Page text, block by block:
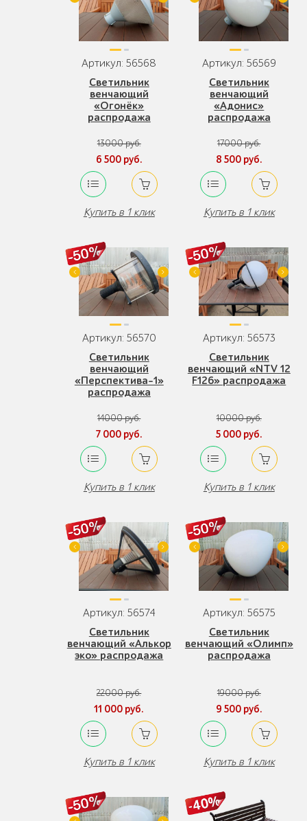
Артикул: 56568
Светильник
венчающий
«Огонёк»
распродажа
13000 руб.
6 500 руб.
Купить в 1 клик
Артикул: 56569
Светильник
венчающий
«Адонис»
распродажа
17000 руб.
8 500 руб.
Купить в 1 клик
Артикул: 56570
Светильник
венчающий
«Перспектива-1»
распродажа
14000 руб.
7 000 руб.
Купить в 1 клик
Артикул: 56573
Светильник
венчающий «NTV 12
F126» распродажа
10000 руб.
5 000 руб.
Купить в 1 клик
Артикул: 56574
Светильник
венчающий «Алькор
эко» распродажа
22000 руб.
11 000 руб.
Купить в 1 клик
Артикул: 56575
Светильник
венчающий «Олимп»
распродажа
19000 руб.
9 500 руб.
Купить в 1 клик